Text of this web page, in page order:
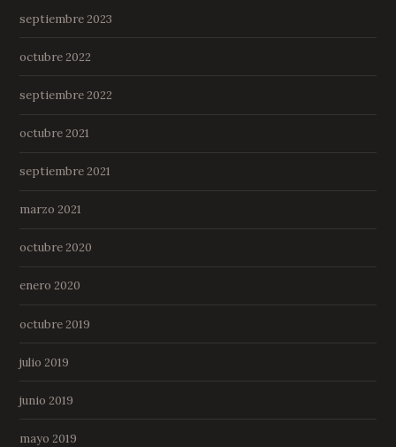
septiembre 2023
octubre 2022
septiembre 2022
octubre 2021
septiembre 2021
marzo 2021
octubre 2020
enero 2020
octubre 2019
julio 2019
junio 2019
mayo 2019